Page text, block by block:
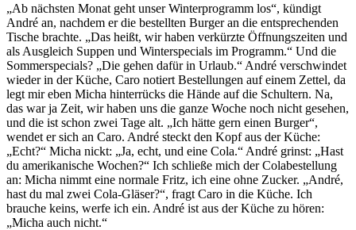
„Ab nächsten Monat geht unser Winterprogramm los“, kündigt
André an, nachdem er die bestellten Burger an die entsprechenden
Tische brachte. „Das heißt, wir haben verkürzte Öffnungszeiten und
als Ausgleich Suppen und Winterspecials im Programm.“ Und die
Sommerspecials? „Die gehen dafür in Urlaub.“ André verschwindet
wieder in der Küche, Caro notiert Bestellungen auf einem Zettel, da
legt mir eben Micha hinterrücks die Hände auf die Schultern. Na,
das war ja Zeit, wir haben uns die ganze Woche noch nicht gesehen,
und die ist schon zwei Tage alt. „Ich hätte gern einen Burger“,
wendet er sich an Caro. André steckt den Kopf aus der Küche:
„Echt?“ Micha nickt: „Ja, echt, und eine Cola.“ André grinst: „Hast
du amerikanische Wochen?“ Ich schließe mich der Colabestellung
an: Micha nimmt eine normale Fritz, ich eine ohne Zucker. „André,
hast du mal zwei Cola-Gläser?“, fragt Caro in die Küche. Ich
brauche keins, werfe ich ein. André ist aus der Küche zu hören:
„Micha auch nicht.“